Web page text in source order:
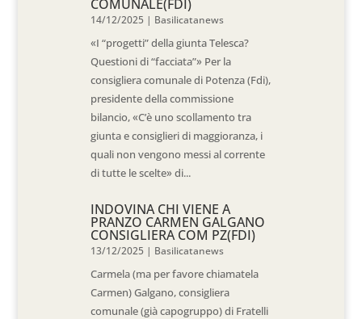
COMUNALE(FDI)
14/12/2025 | Basilicatanews
«I “progetti” della giunta Telesca?
Questioni di “facciata”» Per la
consigliera comunale di Potenza (Fdi),
presidente della commissione
bilancio, «C’è uno scollamento tra
giunta e consiglieri di maggioranza, i
quali non vengono messi al corrente
di tutte le scelte» di...
INDOVINA CHI VIENE A
PRANZO CARMEN GALGANO
CONSIGLIERA COM PZ(FDI)
13/12/2025 | Basilicatanews
Carmela (ma per favore chiamatela
Carmen) Galgano, consigliera
comunale (già capogruppo) di Fratelli